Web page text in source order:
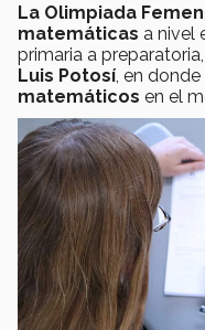
La Olimpiada
matemáticas a nivel
primaria a preparatoria,
Luis Potosí , en
matemáticos en el